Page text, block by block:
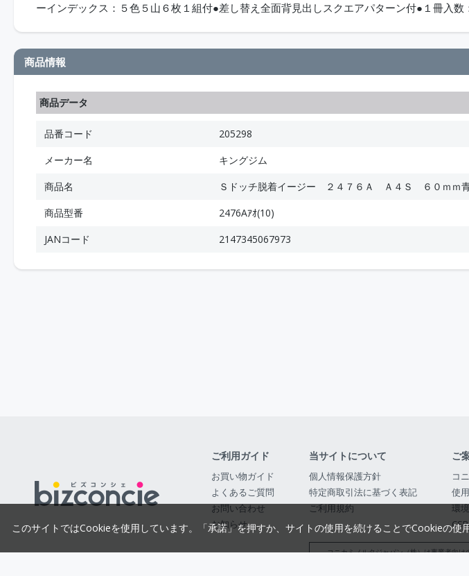
ーインデックス：５色５山６枚１組付●差し替え全面背見出しスクエアパターン付●１冊入数
商品情報
商品データ
品番コード
205298
メーカー名
キングジム
商品名
Ｓドッチ脱着イージー ２４７６Ａ Ａ４Ｓ ６０ｍｍ
商品型番
2476Aｱｵ(10)
JANコード
2147345067973
ご利用ガイド
お買い物ガイド
よくあるご質問
お問い合わせ
お知らせ
当サイトについて
個人情報保護方針
特定商取引法に基づく表記
ご利用規約
ご
コ
使
環
コニカミノルタジャパン（株）は事業者向
このサイトではCookieを使用しています。「承諾」を押すか、サイトの使用を続けることでCookieの使